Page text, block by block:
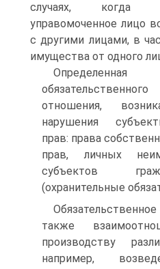
случаях, когда
управомоченное лицо
с другими лицами, в
имущества от одного
отношения,
нарушения
прав: права
прав, личных
субъектов
(охранительные
также
производству
например,